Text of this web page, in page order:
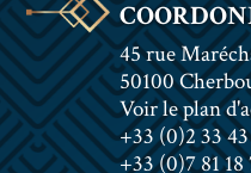
45 rue
50100
Voir le plan
+33 (0)2 33
+33 (0)7 81 18